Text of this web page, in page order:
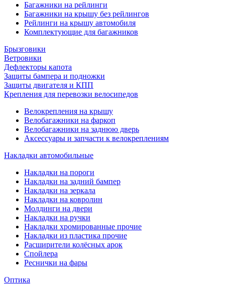
Багажники на рейлинги
Багажники на крышу без рейлингов
Рейлинги на крышу автомобиля
Комплектующие для багажников
Брызговики
Ветровики
Дефлекторы капота
Защиты бампера и подножки
Защиты двигателя и КПП
Крепления для перевозки велосипедов
Велокрепления на крышу
Велобагажники на фаркоп
Велобагажники на заднюю дверь
Аксессуары и запчасти к велокреплениям
Накладки автомобильные
Накладки на пороги
Накладки на задний бампер
Накладки на зеркала
Накладки на ковролин
Молдинги на двери
Накладки на ручки
Накладки хромированные прочие
Накладки из пластика прочие
Расширители колёсных арок
Спойлера
Реснички на фары
Оптика